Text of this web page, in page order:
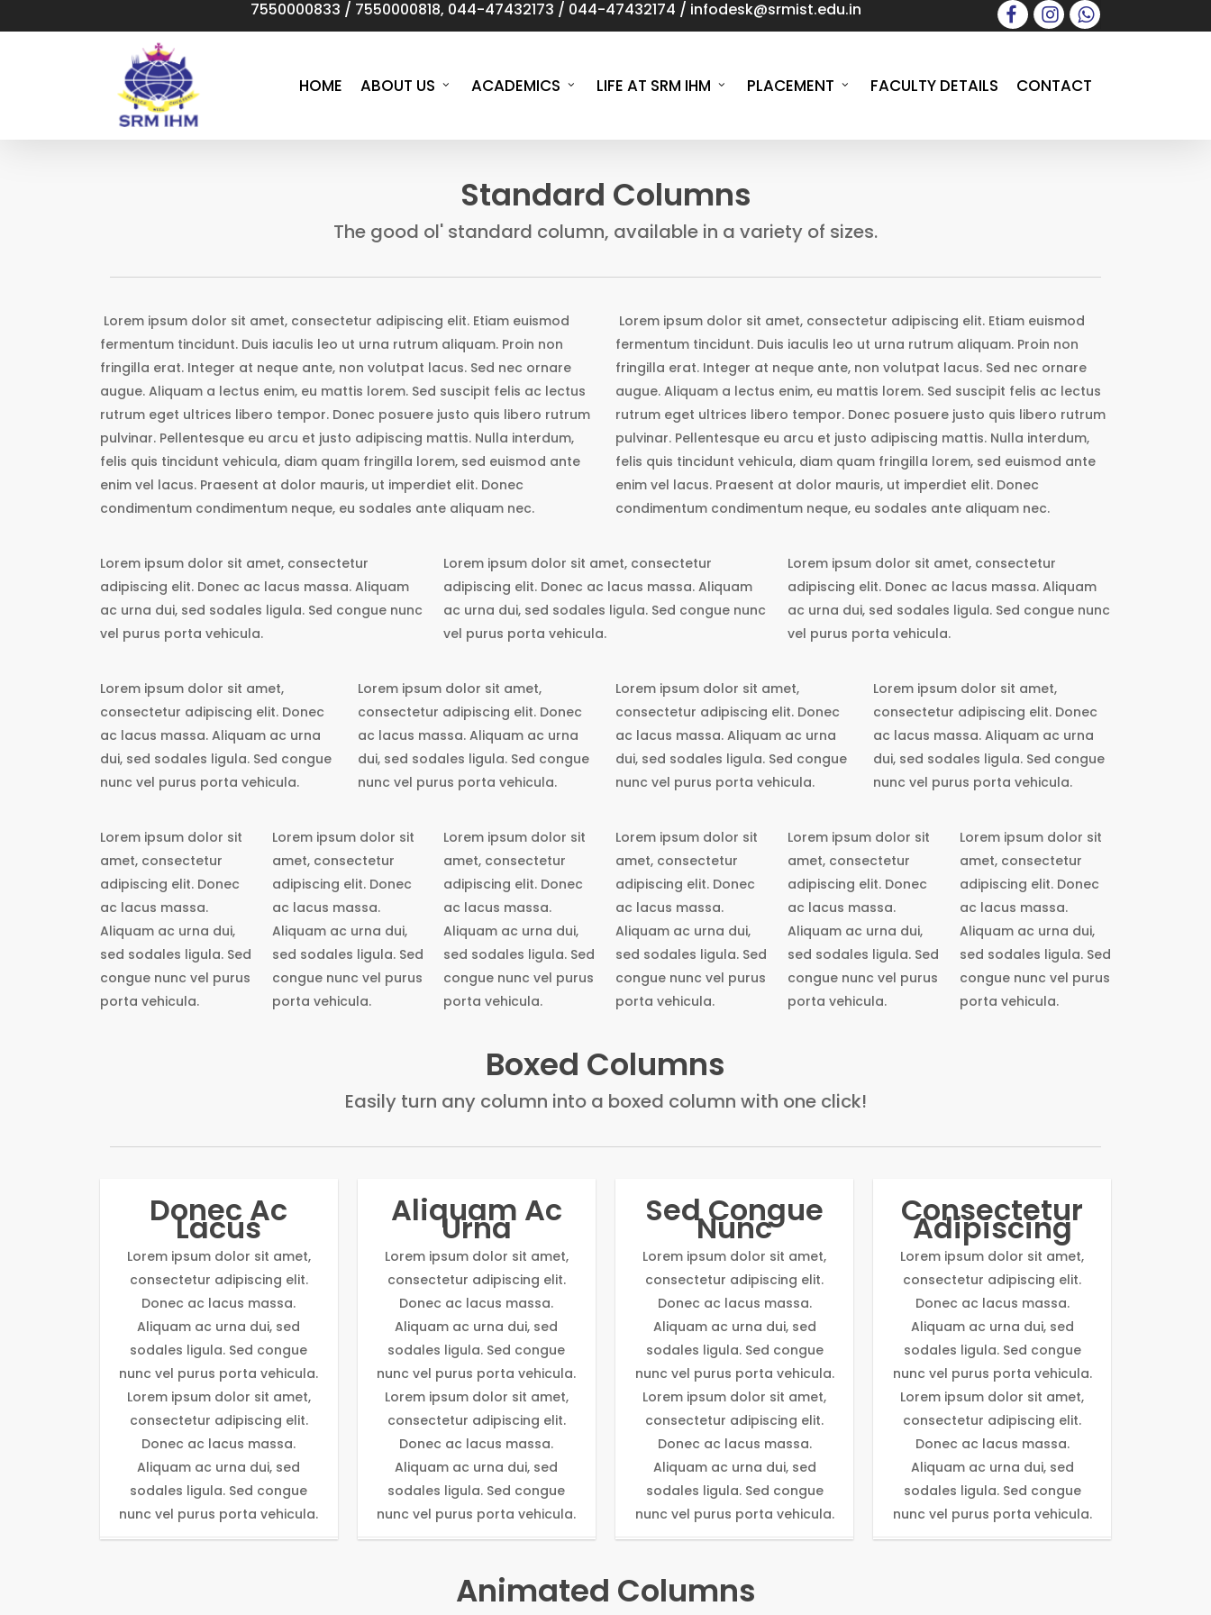
to
facebookinstagramwhatsapp
7550000833 / 7550000818, 044-47432173 / 044-47432174 / infodesk@srmist.edu.in
HOME ABOUT US ACADEMICS LIFE AT SRM IHM PLACEMENT FACULTY DETAILS CONTACT
Standard Columns
The good ol' standard column, available in a variety of sizes.
Lorem ipsum dolor sit amet, consectetur adipiscing elit. Etiam euismod
fermentum tincidunt. Duis iaculis leo ut urna rutrum aliquam. Proin non
fringilla erat. Integer at neque ante, non volutpat lacus. Sed nec ornare
augue. Aliquam a lectus enim, eu mattis lorem. Sed suscipit felis ac lectus
rutrum eget ultrices libero tempor. Donec posuere justo quis libero rutrum
pulvinar. Pellentesque eu arcu et justo adipiscing mattis. Nulla interdum,
felis quis tincidunt vehicula, diam quam fringilla lorem, sed euismod ante
enim vel lacus. Praesent at dolor mauris, ut imperdiet elit. Donec
condimentum condimentum neque, eu sodales ante aliquam nec.
Lorem ipsum dolor sit amet, consectetur adipiscing elit. Etiam euismod
fermentum tincidunt. Duis iaculis leo ut urna rutrum aliquam. Proin non
fringilla erat. Integer at neque ante, non volutpat lacus. Sed nec ornare
augue. Aliquam a lectus enim, eu mattis lorem. Sed suscipit felis ac lectus
rutrum eget ultrices libero tempor. Donec posuere justo quis libero rutrum
pulvinar. Pellentesque eu arcu et justo adipiscing mattis. Nulla interdum,
felis quis tincidunt vehicula, diam quam fringilla lorem, sed euismod ante
enim vel lacus. Praesent at dolor mauris, ut imperdiet elit. Donec
condimentum condimentum neque, eu sodales ante aliquam nec.
Lorem ipsum dolor sit amet, consectetur
adipiscing elit. Donec ac lacus massa. Aliquam
ac urna dui, sed sodales ligula. Sed congue nunc
vel purus porta vehicula.
Lorem ipsum dolor sit amet, consectetur
adipiscing elit. Donec ac lacus massa. Aliquam
ac urna dui, sed sodales ligula. Sed congue nunc
vel purus porta vehicula.
Lorem ipsum dolor sit amet, consectetur
adipiscing elit. Donec ac lacus massa. Aliquam
ac urna dui, sed sodales ligula. Sed congue nunc
vel purus porta vehicula.
Lorem ipsum dolor sit amet,
consectetur adipiscing elit. Donec
ac lacus massa. Aliquam ac urna
dui, sed sodales ligula. Sed congue
nunc vel purus porta vehicula.
Lorem ipsum dolor sit amet,
consectetur adipiscing elit. Donec
ac lacus massa. Aliquam ac urna
dui, sed sodales ligula. Sed congue
nunc vel purus porta vehicula.
Lorem ipsum dolor sit amet,
consectetur adipiscing elit. Donec
ac lacus massa. Aliquam ac urna
dui, sed sodales ligula. Sed congue
nunc vel purus porta vehicula.
Lorem ipsum dolor sit amet,
consectetur adipiscing elit. Donec
ac lacus massa. Aliquam ac urna
dui, sed sodales ligula. Sed congue
nunc vel purus porta vehicula.
Lorem ipsum dolor sit
amet, consectetur
adipiscing elit. Donec
ac lacus massa.
Aliquam ac urna dui,
sed sodales ligula. Sed
congue nunc vel purus
porta vehicula.
Lorem ipsum dolor sit
amet, consectetur
adipiscing elit. Donec
ac lacus massa.
Aliquam ac urna dui,
sed sodales ligula. Sed
congue nunc vel purus
porta vehicula.
Lorem ipsum dolor sit
amet, consectetur
adipiscing elit. Donec
ac lacus massa.
Aliquam ac urna dui,
sed sodales ligula. Sed
congue nunc vel purus
porta vehicula.
Lorem ipsum dolor sit
amet, consectetur
adipiscing elit. Donec
ac lacus massa.
Aliquam ac urna dui,
sed sodales ligula. Sed
congue nunc vel purus
porta vehicula.
Lorem ipsum dolor sit
amet, consectetur
adipiscing elit. Donec
ac lacus massa.
Aliquam ac urna dui,
sed sodales ligula. Sed
congue nunc vel purus
porta vehicula.
Lorem ipsum dolor sit
amet, consectetur
adipiscing elit. Donec
ac lacus massa.
Aliquam ac urna dui,
sed sodales ligula. Sed
congue nunc vel purus
porta vehicula.
Boxed Columns
Easily turn any column into a boxed column with one click!
Donec Ac
Lacus
Lorem ipsum dolor sit amet,
consectetur adipiscing elit.
Donec ac lacus massa.
Aliquam ac urna dui, sed
sodales ligula. Sed congue
nunc vel purus porta vehicula.
Lorem ipsum dolor sit amet,
consectetur adipiscing elit.
Donec ac lacus massa.
Aliquam ac urna dui, sed
sodales ligula. Sed congue
nunc vel purus porta vehicula.
Aliquam Ac
Urna
Lorem ipsum dolor sit amet,
consectetur adipiscing elit.
Donec ac lacus massa.
Aliquam ac urna dui, sed
sodales ligula. Sed congue
nunc vel purus porta vehicula.
Lorem ipsum dolor sit amet,
consectetur adipiscing elit.
Donec ac lacus massa.
Aliquam ac urna dui, sed
sodales ligula. Sed congue
nunc vel purus porta vehicula.
Sed Congue
Nunc
Lorem ipsum dolor sit amet,
consectetur adipiscing elit.
Donec ac lacus massa.
Aliquam ac urna dui, sed
sodales ligula. Sed congue
nunc vel purus porta vehicula.
Lorem ipsum dolor sit amet,
consectetur adipiscing elit.
Donec ac lacus massa.
Aliquam ac urna dui, sed
sodales ligula. Sed congue
nunc vel purus porta vehicula.
Consectetur
Adipiscing
Lorem ipsum dolor sit amet,
consectetur adipiscing elit.
Donec ac lacus massa.
Aliquam ac urna dui, sed
sodales ligula. Sed congue
nunc vel purus porta vehicula.
Lorem ipsum dolor sit amet,
consectetur adipiscing elit.
Donec ac lacus massa.
Aliquam ac urna dui, sed
sodales ligula. Sed congue
nunc vel purus porta vehicula.
Animated Columns